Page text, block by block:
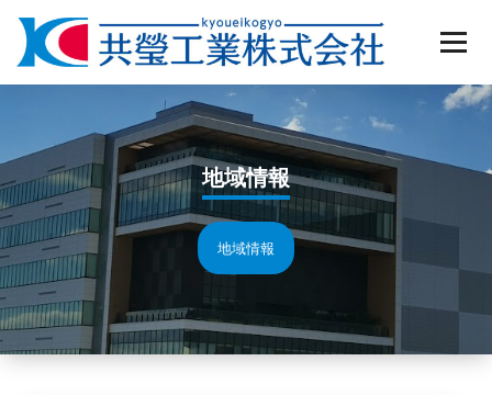
Skip
content
地域情報
地域情報